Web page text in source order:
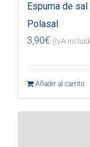
Espuma de
Polasal
3,90€ (IVA
Añadir al carrito